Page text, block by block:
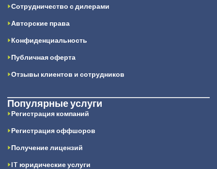
Сотрудничество с дилерами
Авторские права
Конфиденциальность
Публичная оферта
Отзывы клиентов и сотрудников
Популярные услуги
Регистрация компаний
Регистрация оффшоров
Получение лицензий
IT юридические услуги